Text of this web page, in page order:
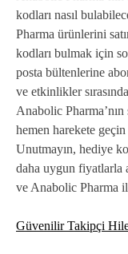
kodları nasıl
Pharma ürünlerini
kodları bulmak için
posta bültenlerine
ve etkinlikler
Anabolic
hemen harekete
Unutmayın, hediye
daha uygun fiyatlarla
ve Anabolic Pharma
Güvenilir Takipçi